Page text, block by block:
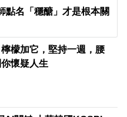
點名「穩醣」才是根本關
檬加它，堅持一週，腰
懷疑人生